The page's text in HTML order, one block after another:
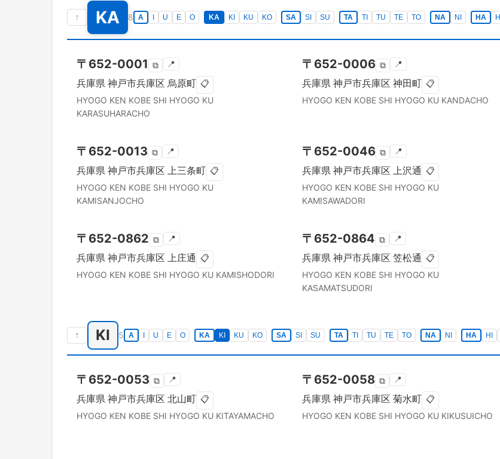
↑ KA 8 A U E O KA KI KU KO SA SI SU TA TI TU TE TO NA NI HA HI
〒 652-0001 ⧉ 📍
兵庫県 神戸市兵庫区 烏原町 📋
HYOGO KEN KOBE SHI HYOGO KU
KARASUHARACHO
〒 652-0006 ⧉ 📍
兵庫県 神戸市兵庫区 神田町 📋
HYOGO KEN KOBE SHI HYOGO KU KANDACHO
〒 652-0013 ⧉ 📍
兵庫県 神戸市兵庫区 上三条町 📋
HYOGO KEN KOBE SHI HYOGO KU
KAMISANJOCHO
〒 652-0046 ⧉ 📍
兵庫県 神戸市兵庫区 上沢通 📋
HYOGO KEN KOBE SHI HYOGO KU
KAMISAWADORI
〒 652-0862 ⧉ 📍
兵庫県 神戸市兵庫区 上庄通 📋
HYOGO KEN KOBE SHI HYOGO KU KAMISHODORI
〒 652-0864 ⧉ 📍
兵庫県 神戸市兵庫区 笠松通 📋
HYOGO KEN KOBE SHI HYOGO KU
KASAMATSUDORI
↑ KI 5 A U E O KA KI KU KO SA SI SU TA TI TU TE TO NA NI HA HI
〒 652-0053 ⧉ 📍
兵庫県 神戸市兵庫区 北山町 📋
HYOGO KEN KOBE SHI HYOGO KU KITAYAMACHO
〒 652-0058 ⧉ 📍
兵庫県 神戸市兵庫区 菊水町 📋
HYOGO KEN KOBE SHI HYOGO KU KIKUSUICHO